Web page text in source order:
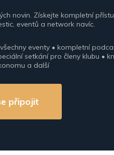
novin. Získejte kompletní
eventů a network navíc.
eventy • kompletní
setkání pro členy klubu •
a další
připojit